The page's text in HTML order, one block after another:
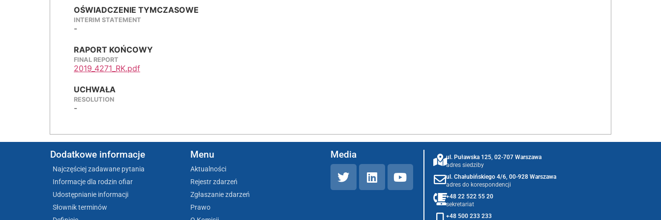
OŚWIADCZENIE TYMCZASOWE
INTERIM STATEMENT
-
RAPORT KOŃCOWY
FINAL REPORT
2019_4271_RK.pdf
UCHWAŁA
RESOLUTION
-
Dodatkowe informacje
Najczęściej zadawane pytania
Informacje dla rodzin ofiar
Udostępnianie informacji
Słownik terminów
Menu
Aktualności
Rejestr zdarzeń
Zgłaszanie zdarzeń
Prawo
Media
ul. Puławska 125, 02-707 Warszawa
adres siedziby
ul. Chałubińskiego 4/6, 00-928 Warszawa
adres do korespondencji
+48 22 522 55 20
sekretariat
+48 500 233 233